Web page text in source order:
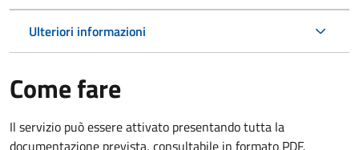
Ulteriori informazioni
Come fare
Il servizio può essere attivato presentando tutta la
documentazione prevista, consultabile in formato PDF.